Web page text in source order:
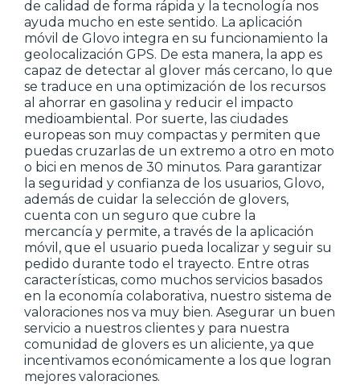
de calidad de forma rápida y la tecnología nos
ayuda mucho en este sentido. La aplicación
móvil de Glovo integra en su funcionamiento la
geolocalización GPS. De esta manera, la app es
capaz de detectar al glover más cercano, lo que
se traduce en una optimización de los recursos
al ahorrar en gasolina y reducir el impacto
medioambiental. Por suerte, las ciudades
europeas son muy compactas y permiten que
puedas cruzarlas de un extremo a otro en moto
o bici en menos de 30 minutos. Para garantizar
la seguridad y confianza de los usuarios, Glovo,
además de cuidar la selección de glovers,
cuenta con un seguro que cubre la
mercancía y permite, a través de la aplicación
móvil, que el usuario pueda localizar y seguir su
pedido durante todo el trayecto. Entre otras
características, como muchos servicios basados
en la economía colaborativa, nuestro sistema de
valoraciones nos va muy bien. Asegurar un buen
servicio a nuestros clientes y para nuestra
comunidad de glovers es un aliciente, ya que
incentivamos económicamente a los que logran
mejores valoraciones.